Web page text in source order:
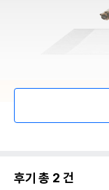
후기 총 2 건